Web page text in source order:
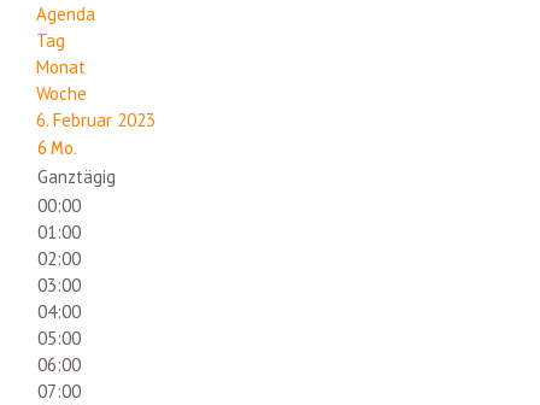
Agenda
Tag
Monat
Woche
6. Februar 2023
6 Mo.
Ganztägig
00:00
01:00
02:00
03:00
04:00
05:00
06:00
07:00